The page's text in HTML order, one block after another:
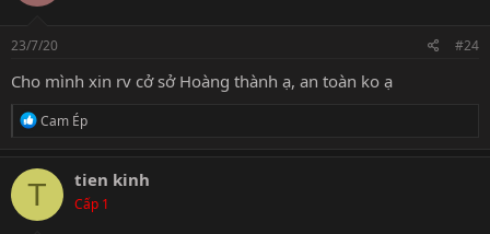
23/7/20 #24
Cho mình xin rv cở sở Hoàng thành ạ, an toàn ko ạ
R
c
t
o
Cam Ép
T tien kinh
Cấp 1